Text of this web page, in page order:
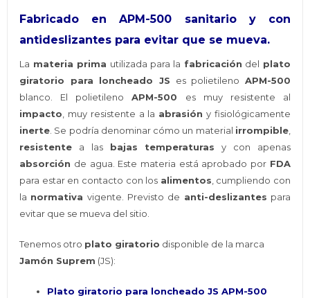
Fabricado en APM-500 sanitario y con
antideslizantes para evitar que se mueva.
La materia prima utilizada para la fabricación del plato
giratorio para loncheado JS es polietileno APM-500
blanco. El polietilenoAPM-500 es muy resistente al
impacto, muy resistente a la abrasión y fisiológicamente
inerte. Se podría denominar cómo un material irrompible,
resistente a las bajas temperaturas y con apenas
absorción de agua. Este materia está aprobado por FDA
para estar en contacto con los alimentos, cumpliendo con
la normativa vigente. Previsto de anti-deslizantes para
evitar que se mueva del sitio.
Tenemos otro plato giratorio disponible de la marca
Jamón Suprem (JS):
Plato giratorio para loncheado JS APM-500